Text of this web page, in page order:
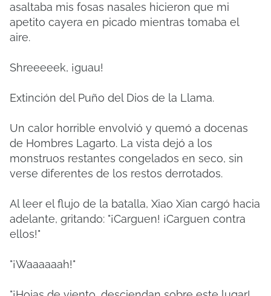
asaltaba mis fosas nasales hicieron que mi
apetito cayera en picado mientras tomaba el
aire.
Shreeeeek, ¡guau!
Extinción del Puño del Dios de la Llama.
Un calor horrible envolvió y quemó a docenas
de Hombres Lagarto. La vista dejó a los
monstruos restantes congelados en seco, sin
verse diferentes de los restos derrotados.
Al leer el flujo de la batalla, Xiao Xian cargó hacia
adelante, gritando: "¡Carguen! ¡Carguen contra
ellos!"
"¡Waaaaaah!"